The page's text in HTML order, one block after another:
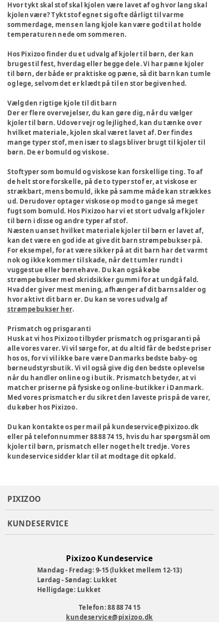
Hvor tykt skal stof skal kjolen være lavet af og hvor lang skal
kjolen være? Tykt stof egnet sig ofte dårligt til varme
sommerdage, mens en lang kjole kan være god til at holde
temperaturen nede om sommeren.
Hos Pixizoo finder du et udvalg af kjoler til børn, der kan
bruges til fest, hverdag eller begge dele. Vi har pæne kjoler
til børn, der både er praktiske og pæne, så dit barn kan tumle
og lege, selvom det er klædt på til en stor begivenhed.
Vælg den rigtige kjole til dit barn
Der er flere overvejelser, du kan gøre dig, når du vælger
kjoler til børn. Udover vejr og lejlighed, kan du tænke over
hvilket materiale, kjolen skal været lavet af. Der findes
mange typer stof, men især to slags bliver brugt til kjoler til
børn. De er bomuld og viskose.
Stoftyper som bomuld og viskose kan forskellige ting. To af
de helt store forskelle, på de to typer stof er, at viskose er
strækbart, mens bomuld, ikke på samme måde kan strækkes
ud. Derudover optager viskose op mod to gange så meget
fugt som bomuld. Hos Pixizoo har vi et stort udvalg af kjoler
til børn i disse og andre typer af stof.
Næsten uanset hvilket materiale kjoler til børn er lavet af,
kan det være en god ide at give dit barn strømpebukser på.
For eksempel, for at være sikker på at dit barn har det varmt
nok og ikke kommer til skade, når det tumler rundt i
vuggestue eller børnehave. Du kan også købe
strømpebukser med skridsikker gummi for at undgå fald.
Hvad der giver mest mening, afhænger af dit barns alder og
hvor aktivt dit barn er. Du kan se vores udvalg af
strømpebukser her.
Prismatch og prisgaranti
Husk at vi hos Pixizoo tilbyder prismatch og prisgaranti på
alle vores varer. Vi vil sørge for, at du altid får de bedste priser
hos os, for vi vil ikke bare være Danmarks bedste baby- og
børneudstyrsbutik. Vi vil også give dig den bedste oplevelse
når du handler online og i butik. Prismatch betyder, at vi
matcher priserne på fysiske og online-butikker i Danmark.
Med vores prismatch er du sikret den laveste pris på de varer,
du køber hos Pixizoo.
Du kan kontakte os per mail på kundeservice@pixizoo.dk
eller på telefonnummer 88 88 74 15, hvis du har spørgsmål om
kjoler til børn, prismatch eller noget helt tredje. Vores
kundeservice sidder klar til at modtage dit opkald.
PIXIZOO
KUNDESERVICE
Pixizoo Kundeservice
Mandag - Fredag: 9-15 (lukket mellem 12-13)
Lørdag - Søndag: Lukket
Helligdage: Lukket
Telefon: 88 88 74 15
kundeservice@pixizoo.dk